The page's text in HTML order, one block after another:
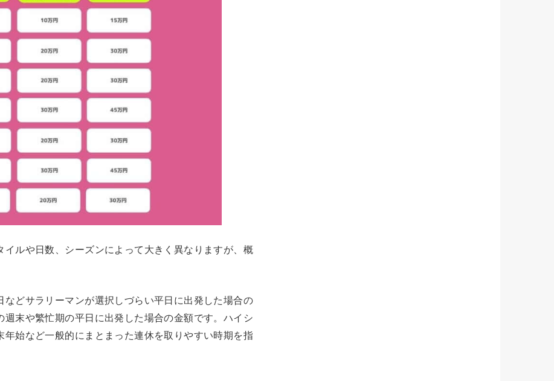
イルや日数、シーズンによって大きく異なりますが、概
などサラリーマンが選択しづらい平日に出発した場合の
末や繁忙期の平日に出発した場合の金額です。ハイシ
始など一般的にまとまった連休を取りやすい時期を指